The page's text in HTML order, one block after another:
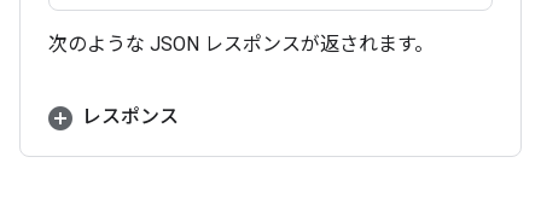
次のような JSON レスポンスが返されます。
レスポンス